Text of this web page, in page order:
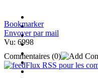
Bookmarker
Envoyer par mail
Vu: 6998
Commentaires (0)
Flux RSS pour les